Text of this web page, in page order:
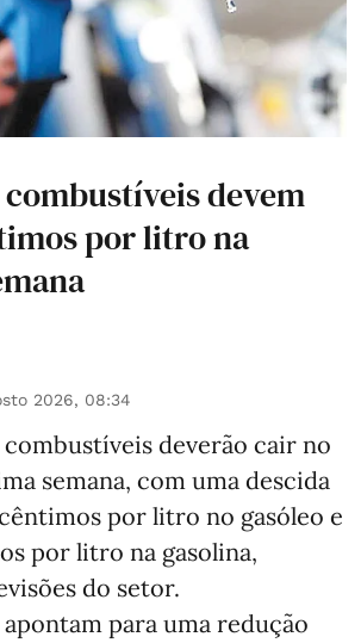
combustíveis devem
por litro na
2026, 08:34
combustíveis deverão cair no
semana, com uma descida
por litro no gasóleo e
por litro na gasolina,
do setor.
para uma redução